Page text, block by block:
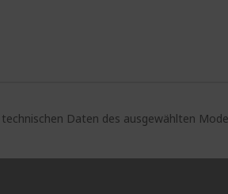
Daten des ausgewählten